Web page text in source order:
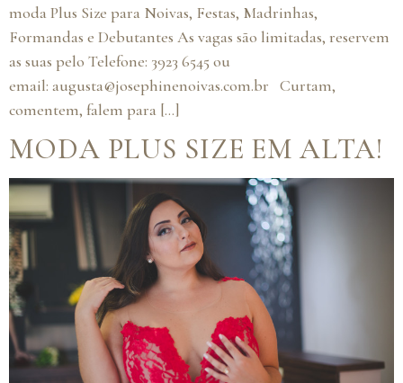
moda Plus Size para Noivas, Festas, Madrinhas,
Formandas e Debutantes As vagas são limitadas, reservem
as suas pelo Telefone: 3923 6545 ou
email: augusta@josephinenoivas.com.br Curtam,
comentem, falem para […]
MODA PLUS SIZE EM ALTA!